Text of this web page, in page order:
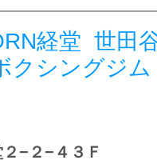
経堂 世田
クシングジム
−２−４３Ｆ